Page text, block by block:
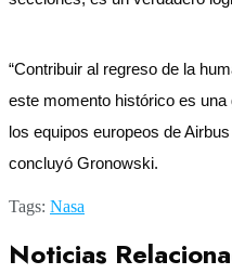
“Contribuir al regreso de la
este momento histórico es una
los equipos europeos de
concluyó Gronowski.
Tags: Nasa
Noticias